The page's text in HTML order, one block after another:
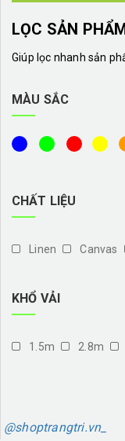
LỌC SẢN
Giúp lọc nhanh sản
MÀU SẮC
CHẤT LIỆU
Linen Canvas
KHỔ VẢI
1.5m 2.8m
@shoptrangtri.vn_